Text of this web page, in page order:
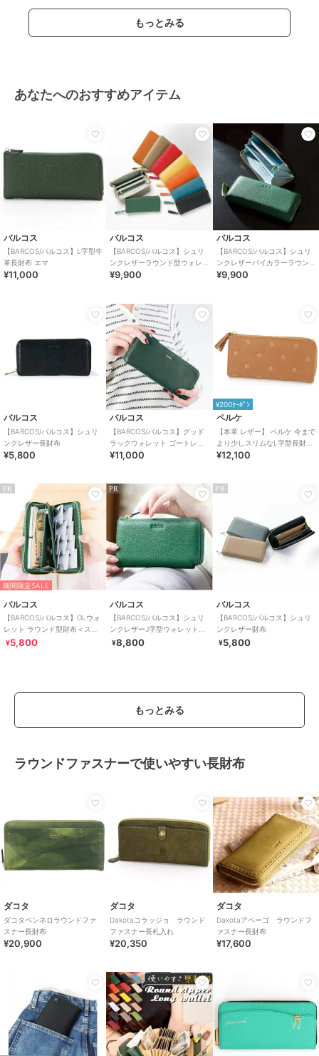
もっとみる
あなたへのおすすめアイテム
バルコス
【BARCOS/バルコス】L字型牛
革長財布 エマ
¥11,000
バルコス
【BARCOS/バルコス】シュリ
ンクレザーラウンド型ウォレ
ット
¥9,900
バルコス
【BARCOS/バルコス】シュリ
ンクレザーバイカラーラウン
ド型財布
¥9,900
バルコス
【BARCOS/バルコス】シュリ
ンクレザー長財布
¥5,800
バルコス
【BARCOS/バルコス】グッド
ラックウォレット ゴートレザ
ーL字型長財布 ＜リオ＞
¥11,000
¥200ｸｰﾎﾟﾝ
ペルケ
【本革 レザー】 ペルケ 今まで
より少しスリムなL字型長財
布 牛革ドット刺繍L字パーム
¥12,100
PR
期間限定SALE
バルコス
【BARCOS/バルコス】GLウォ
レット ラウンド型財布＜ステ
ラグランデ＞
¥5,800
PR
バルコス
【BARCOS/バルコス】シュリ
ンクレザーJ字型ウォレット＜
ナビオ＞
¥8,800
PR
バルコス
【BARCOS/バルコス】シュリ
ンクレザー財布
¥5,800
もっとみる
ラウンドファスナーで使いやすい長財布
ダコタ
ダコタペンネロラウンドファ
スナー長財布
¥20,900
ダコタ
Dakotaコラッジョ ラウンド
ファスナー長札入れ
¥20,350
ダコタ
Dakotaアペーゴ ラウンドフ
ァスナー長財布
¥17,600